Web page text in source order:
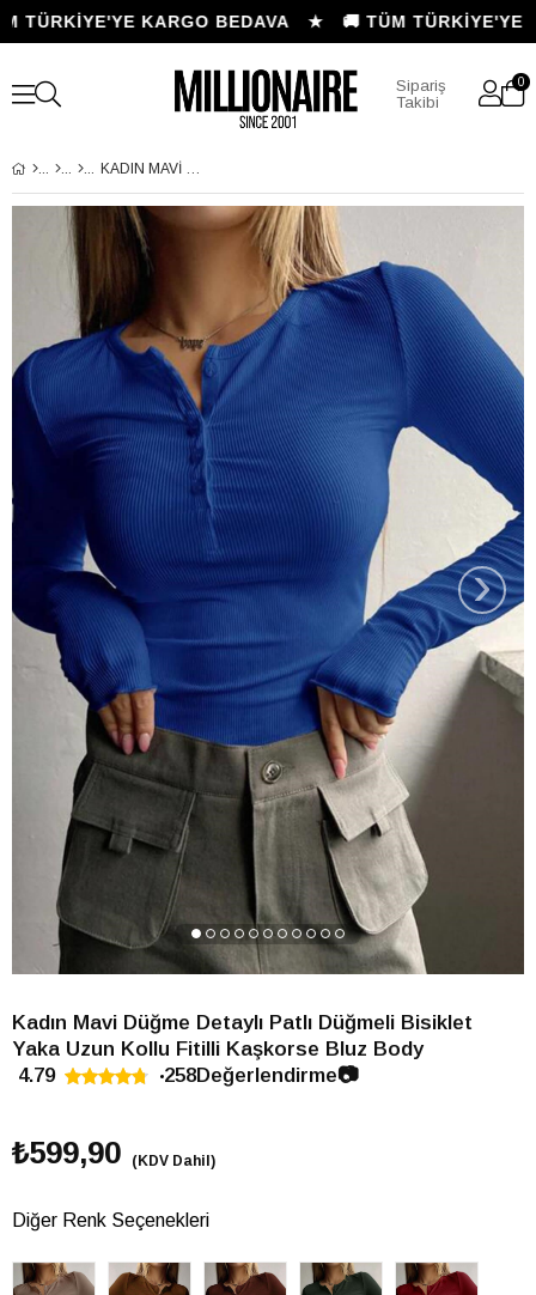
KARGO BEDAVA ★ 🚚 TÜM TÜRKİYE'YE
Sipariş
Takibi
0
KADIN MAVI DÜĞME DETAYLI PATLI DÜĞMELI BISIKLET YAKA UZUN KOLLU FITILLI KAŞKORSE BLUZ BODY
›
Kadın Mavi Düğme Detaylı Patlı Düğmeli Bisiklet
Yaka Uzun Kollu Fitilli Kaşkorse Bluz Body
4.79
258Değerlendirme📷
₺599,90 (KDV Dahil)
Diğer Renk Seçenekleri